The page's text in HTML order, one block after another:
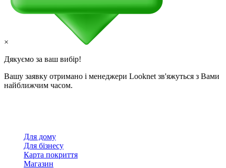
×
Дякуємо за ваш вибір!
Вашу заявку отримано і менеджери Looknet зв'яжуться з Вами
найближчим часом.
Для дому
Для бізнесу
Карта покриття
Магазин